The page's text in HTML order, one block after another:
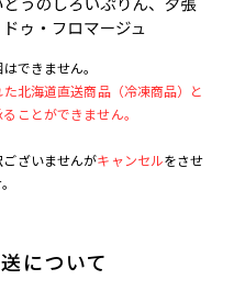
できません。
北海道直送商品（冷凍商品）と
ことができません。
ざいませんがキャンセルをさせ
について